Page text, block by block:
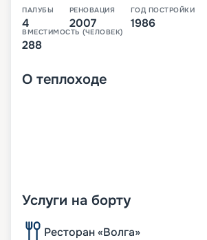
ПАЛУБЫ
4
РЕНОВАЦИЯ
2007
ГОД ПОСТРОЙКИ
1986
ВМЕСТИМОСТЬ (ЧЕЛОВЕК)
288
О теплоходе
Услуги на борту
Ресторан «Волга»